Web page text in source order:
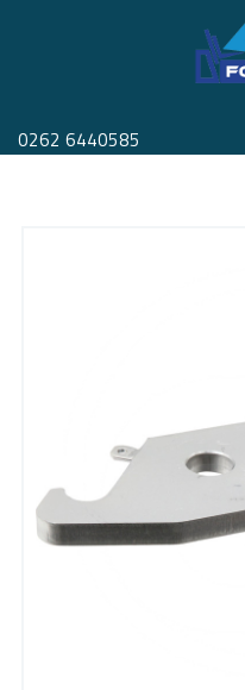
0262 6440585